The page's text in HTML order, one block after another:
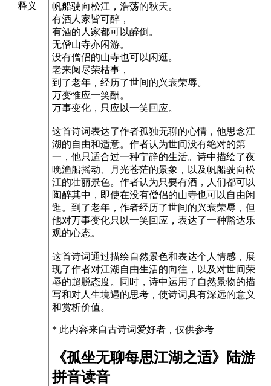
释义
帆船驶向松江，浩荡的秋天。
有酒人家皆可醉，
有酒的人家都可以醉倒。
无僧山寺亦闲游。
没有僧侣的山寺也可以闲逛。
老来阅尽荣枯事，
到了老年，经历了世间的兴衰荣辱。
万变惟应一笑酬。
万事变化，只应以一笑回应。
这首诗词表达了作者孤独无聊的心情，他思念江
湖的自由和适意。作者认为世间没有绝对的第
一，他只适合过一种宁静的生活。诗中描绘了夜
晚渔船摇动、月光苍茫的景象，以及帆船驶向松
江的壮丽景色。作者认为只要有酒，人们都可以
陶醉其中，即使在没有僧侣的山寺也可以自由闲
逛。到了老年，作者经历了世间的兴衰荣辱，但
他对万事变化只以一笑回应，表达了一种豁达乐
观的心态。
这首诗词通过描绘自然景色和表达个人情感，展
现了作者对江湖自由生活的向往，以及对世间荣
辱的超脱态度。同时，诗中运用了自然景物的描
写和对人生境遇的思考，使诗词具有深远的意义
和赏析价值。
* 此内容来自古诗词爱好者，仅供参考
《孤坐无聊每思江湖之适》陆游
拼音读音